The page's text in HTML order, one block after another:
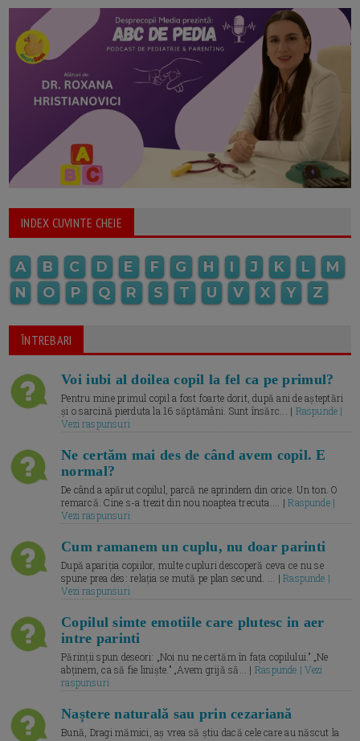
INDEX CUVINTE CHEIE
A B C D E F G H I J K L
M
N
O P Q R S T U V X Y Z
ÎNTREBARI
Voi iubi al doilea copil la fel ca pe primul?
Pentru mine primul copil a fost foarte dorit, după ani de așteptări
și o sarcină pierduta la 16 săptămâni. Sunt însărc... | Raspunde |
Vezi raspunsuri
Ne certăm mai des de când avem copil. E
normal?
De când a apărut copilul, parcă ne aprindem din orice. Un ton. O
remarcă. Cine s-a trezit din nou noaptea trecuta.... |Raspunde |
Vezi raspunsuri
Cum ramanem un cuplu, nu doar parinti
După apariția copiilor, multe cupluri descoperă ceva ce nu se
spune prea des: relația se mută pe plan secund. ... |Raspunde |
Vezi raspunsuri
Copilul simte emotiile care plutesc in aer
intre parinti
Părinții spun deseori: „Noi nu ne certăm în fața copilului.” „Ne
abținem, ca să fie liniște.” „Avem grijă să... | Raspunde | Vezi
raspunsuri
Naștere naturală sau prin cezariană
Bună, Dragi mămici, aș vrea să știu dacă cele care au născut la